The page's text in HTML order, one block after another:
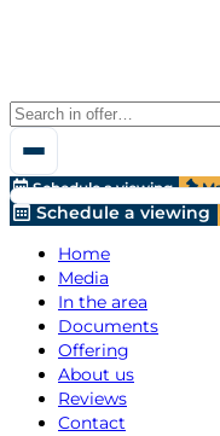
Schedule a viewing
Schedule a viewing
Home
Media
In the area
Documents
Offering
About us
Reviews
Contact